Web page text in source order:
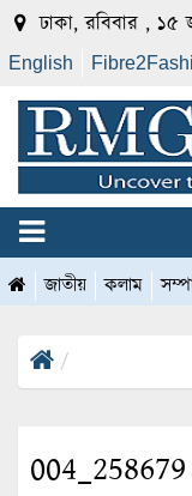
ঢাকা, রবিবার , ১৫
English
জাতীয় কলাম
004_258679